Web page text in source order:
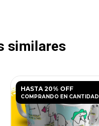
similares
HASTA 20% OFF
COMPRANDO EN CANTIDAD